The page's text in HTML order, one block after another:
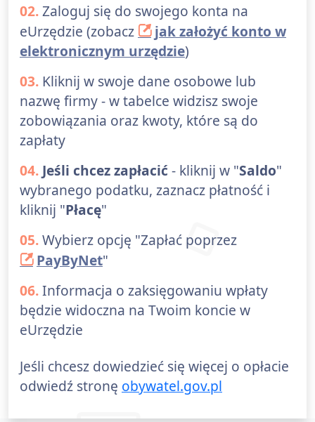
02.Zaloguj się do swojego konta na
eUrzędzie (zobacz
jak założyć konto w
elektronicznym urzędzie)
03. Kliknij w swoje dane osobowe lub
nazwę firmy - w tabelce widzisz swoje
zobowiązania oraz kwoty, które są do
zapłaty
04. Jeśli chcez zapłacić - kliknij w "Saldo"
wybranego podatku, zaznacz płatność i
kliknij "Płacę"
05.Wybierz opcję "Zapłać poprzez
PayByNet"
06.Informacja o zaksięgowaniu wpłaty
będzie widoczna na Twoim koncie w
eUrzędzie
Jeśli chcesz dowiedzieć się więcej o opłacie
odwiedź stronę obywatel.gov.pl